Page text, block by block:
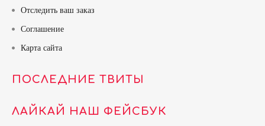
Отследить ваш заказ
Соглашение
Карта сайта
ПОСЛЕДНИЕ ТВИТЫ
ЛАЙКАЙ НАШ ФЕЙСБУК